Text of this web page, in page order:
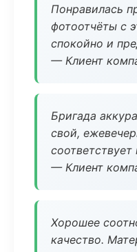
Понравилась
фотоотчёты с
спокойно и
— Клиент
Бригада
свой,
соответствует
— Клиент
Хорошее
качество.